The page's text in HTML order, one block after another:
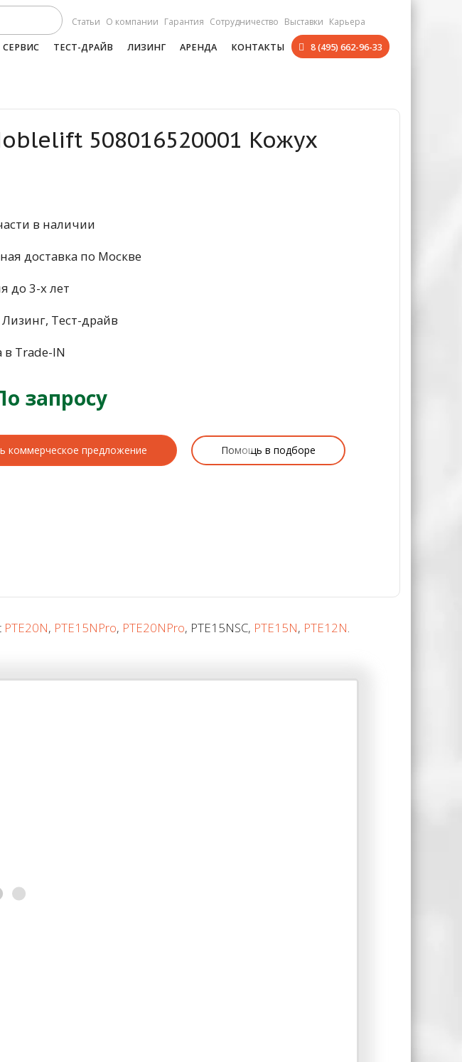
Статьи О компании Гарантия Сотрудничество Выставки Карьера
СЕРВИС ТЕСТ-ДРАЙВ ЛИЗИНГ АРЕНДА КОНТАКТЫ 8 (495) 662-96-33
508016520001 Кожух
в наличии
доставка по Москве
до 3-х лет
Тест-драйв
в Trade-IN
запросу
коммерческое предложение Помощь в подборе
PTE20N, PTE15NPro, PTE20NPro, PTE15NSC, PTE15N, PTE12N.